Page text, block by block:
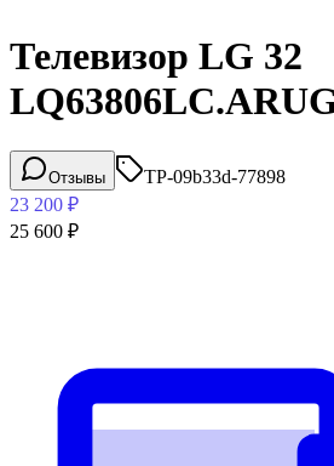
Телевизор LG 32
Отзывы
TP-09b33d-77898
23 200 ₽
25 600 ₽